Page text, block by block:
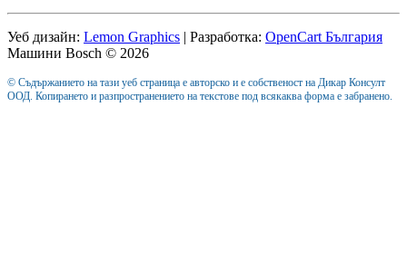
Уеб дизайн: Lemon Graphics | Разработка: OpenCart България
Машини Bosch © 2026
© Съдържанието на тази уеб страница е авторско и е собственост на Дикар Консулт
ООД. Копирането и разпространението на текстове под всякаква форма е забранено.